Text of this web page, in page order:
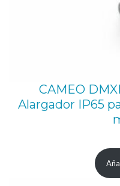
CAMEO
Alargador IP65